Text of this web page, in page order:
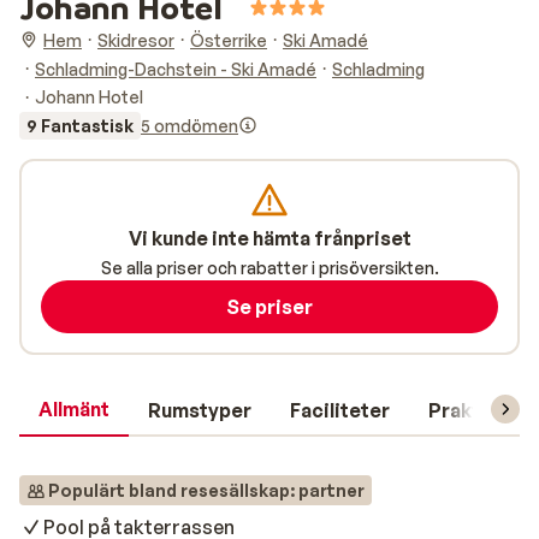
Hem Skidresor Österrike
Ski Amadé
Schladming-Dachstein - Ski Amadé
Schladming
Johann Hotel
9 Fantastisk 5 omdömen
Allmänt Rumstyper Faciliteter Praktisk
Populärt bland resesällskap: partner
Pool på takterrassen
Vi kunde inte hämta frånpriset
Se alla priser och rabatter i prisöversikten.
Se priser